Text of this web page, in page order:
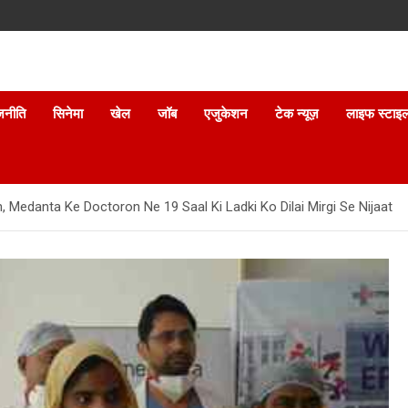
सिनेमा खेल जॉब एजुकेशन टेक न्यूज़ लाइफ
Medanta Ke Doctoron Ne 19 Saal Ki Ladki Ko Dilai Mirgi Se Nijaat